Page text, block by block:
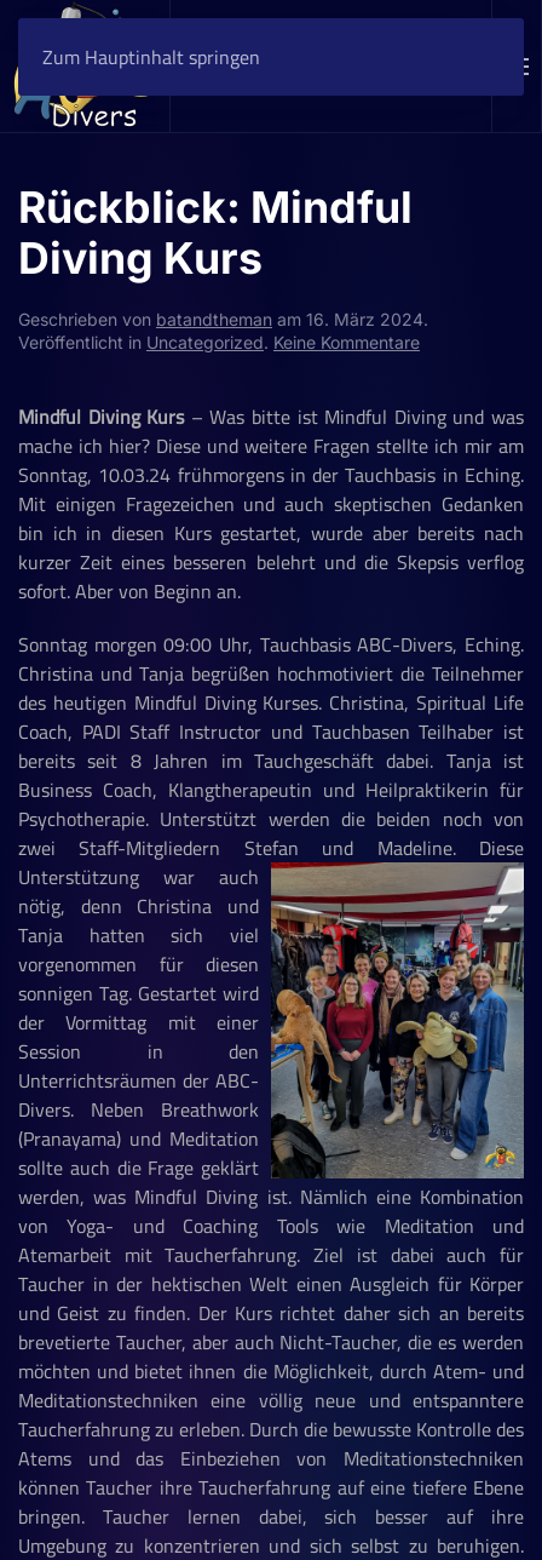
Zum Hauptinhalt springen
Rückblick: Mindful
Diving Kurs
Geschrieben von batandtheman am 16. März 2024.
Veröffentlicht in Uncategorized. Keine Kommentarezu
Diving
Kurs
Mindful Diving Kurs– Was bitte ist Mindful Diving und was
mache ich hier? Diese und weitere Fragen stellte ich mir am
Sonntag, 10.03.24 frühmorgens in der Tauchbasis in Eching.
Mit einigen Fragezeichen und auch skeptischen Gedanken
bin ich in diesen Kurs gestartet, wurde aber bereits nach
kurzer Zeit eines besseren belehrt und die Skepsis verflog
sofort. Aber von Beginn an.
Sonntag morgen 09:00 Uhr, Tauchbasis ABC-Divers, Eching.
Christina und Tanja begrüßen hochmotiviert die Teilnehmer
des heutigen Mindful Diving Kurses. Christina, Spiritual Life
Coach, PADI Staff Instructor und Tauchbasen Teilhaber ist
bereits seit 8 Jahren im Tauchgeschäft dabei. Tanja ist
Business Coach, Klangtherapeutin und Heilpraktikerin für
Psychotherapie. Unterstützt werden die beiden noch von
zwei Staff-Mitgliedern Stefan und Madeline. Diese
Unterstützung war auch
nötig, denn Christina und
Tanja hatten sich viel
vorgenommen für diesen
sonnigen Tag. Gestartet wird
der Vormittag mit einer
Session in den
Unterrichtsräumen der ABC-
Divers. Neben Breathwork
(Pranayama) und Meditation
sollte auch die Frage geklärt
werden, was Mindful Diving ist. Nämlich eine Kombination
von Yoga- und Coaching Tools wie Meditation und
Atemarbeit mit Taucherfahrung. Ziel ist dabei auch für
Taucher in der hektischen Welt einen Ausgleich für Körper
und Geist zu finden. Der Kurs richtet daher sich an bereits
brevetierte Taucher, aber auch Nicht-Taucher, die es werden
möchten und bietet ihnen die Möglichkeit, durch Atem- und
Meditationstechniken eine völlig neue und entspanntere
Taucherfahrung zu erleben. Durch die bewusste Kontrolle des
Atems und das Einbeziehen von Meditationstechniken
können Taucher ihre Taucherfahrung auf eine tiefere Ebene
bringen. Taucher lernen dabei, sich besser auf ihre
Umgebung zu konzentrieren und sich selbst zu beruhigen.